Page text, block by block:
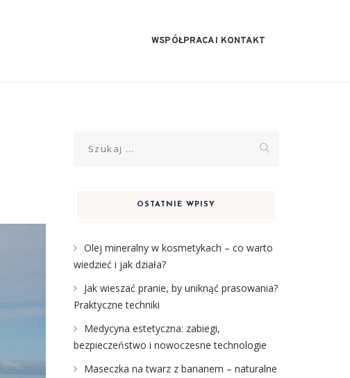
WSPÓŁPRACA I KONTAKT
OSTATNIE WPISY
Olej mineralny w kosmetykach – co warto
wiedzieć i jak działa?
Jak wieszać pranie, by uniknąć prasowania?
Praktyczne techniki
Medycyna estetyczna: zabiegi,
bezpieczeństwo i nowoczesne technologie
Maseczka na twarz z bananem – naturalne